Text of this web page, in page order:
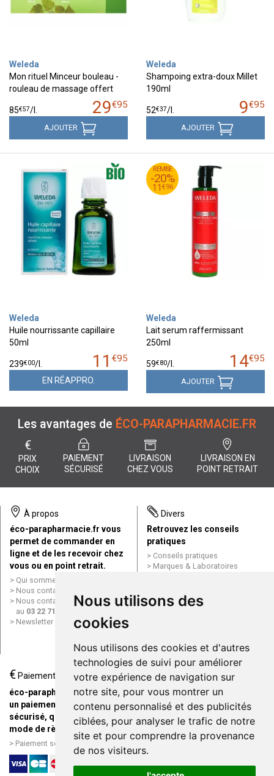
Nous utilisons des
cookies
Nous utilisons des cookies et d'autres
technologies de suivi pour améliorer
votre expérience de navigation sur
notre site, pour vous montrer un
contenu personnalisé et des publicités
ciblées, pour analyser le trafic de notre
site et pour comprendre la provenance
de nos visiteurs.
Weleda
Mon rituel Minceur bouleau -
rouleau de massage offert
29€95
85€57/
AJOUTER
Weleda
Shampoing extra-doux Millet
190ml
9€95
52€37/
AJOUTER
Weleda
Huile nourrissante capillaire
50ml
11 €95
239€00/
EN RÉAPPRO.
REMISE
-20%
11 €96
14
€
95
11
€
96
Weleda
Lait serum raffermissant
250ml
14€95
59€80/
AJOUTER
Les avantages de ÉCO-PARAPHARMACIE.FR
€
PRIX
CHOIX
PAIEMENT
SÉCURISÉ
LIVRAISON
CHEZ VOUS
LIVRAISON EN
POINT RETRAIT
À propos
éco-parapharmacie.fr vous
permet de commander en
ligne et de les recevoir chez
vous ou en point retrait.
Qui sommes nous ?
Nous contacter par e-mail
Nous contacter par téléphone
au 03 22 71 64 10
Newsletter
Divers
Retrouvez les conseils
pratiques
Conseils pratiques
Marques & Laboratoires
Mentions légales
Données personnelles
ligne
€ Paiement
éco-parapharmacie.fr offre
un paiement entièrement
sécurisé, quel que soit le
mode de règlement
Paiement sécurisé et simple
Livraison / Point retrait
Commandez en ligne et
recevez votre commande
rapidement chez vous ou en
point retrait
Livraison chez vous ou en